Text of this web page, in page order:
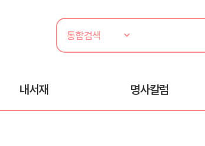
내서재 명사칼럼